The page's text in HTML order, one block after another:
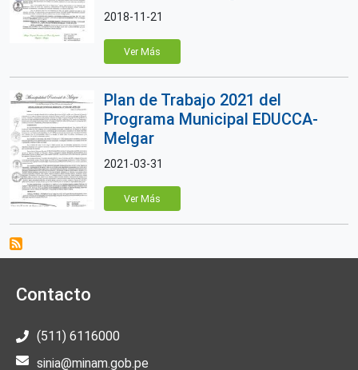
2018-11-21
Ver Más
Plan de Trabajo 2021 del
Programa Municipal EDUCCA-
Melgar
2021-03-31
Ver Más
Contacto
(511) 6116000
sinia@minam.gob.pe